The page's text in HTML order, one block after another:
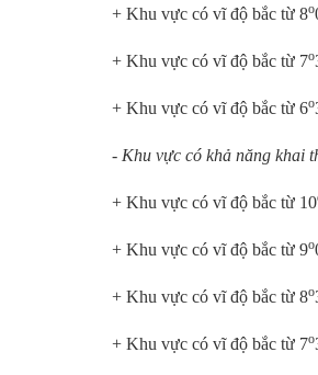
+ Khu vực có vĩ độ bắc từ 8o
+ Khu vực có vĩ độ bắc từ 7o
+ Khu vực có vĩ độ bắc từ 6o
- Khu vực có khả năng khai
+ Khu vực có vĩ độ bắc từ 10
+ Khu vực có vĩ độ bắc từ 9o
+ Khu vực có vĩ độ bắc từ 8o
+ Khu vực có vĩ độ bắc từ 7o